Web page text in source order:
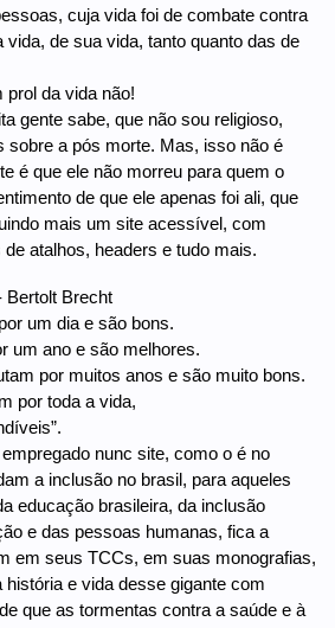
cuja vida foi de combate contra
de sua vida, tanto quanto das de
prol da vida não!
gente sabe, que não sou religioso,
sobre a pós morte. Mas, isso não é
é que ele não morreu para quem o
de que ele apenas foi ali, que
mais um site acessível, com
atalhos, headers e tudo mais.
Bertolt Brecht
um dia e são bons.
um ano e são melhores.
por muitos anos e são muito bons.
por toda a vida,
nunc site, como o é no
a inclusão no brasil, para aqueles
educação brasileira, da inclusão
e das pessoas humanas, fica a
em seus TCCs, em suas monografias,
e vida desse gigante com
que as tormentas contra a saúde e à